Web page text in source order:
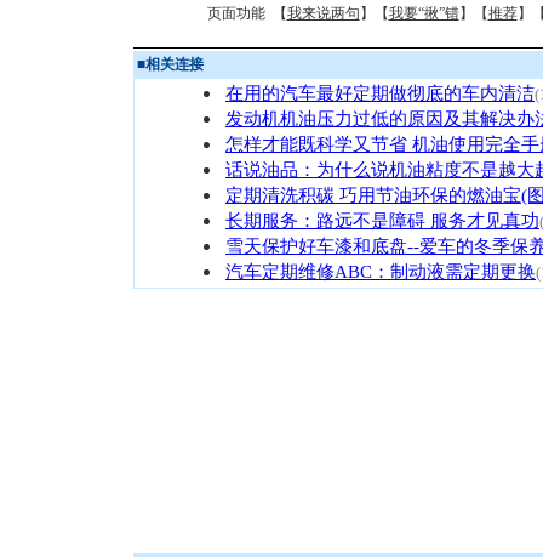
页面功能 【我来说两句 】【我要“揪”错】【推荐】
■相关连接
在用的汽车最好定期做彻底的车内清洁
发动机机油压力过低的原因及其解决办
怎样才能既科学又节省 机油使用完全手
话说油品：为什么说机油粘度不是越大
定期清洗积碳 巧用节油环保的燃油宝(
长期服务：路远不是障碍 服务才见真功
雪天保护好车漆和底盘--爱车的冬季保
汽车定期维修ABC：制动液需定期更换